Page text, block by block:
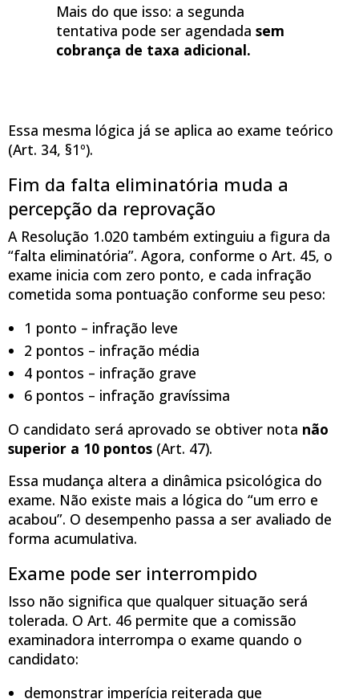
Mais do que isso: a segunda
tentativa pode ser agendada sem
cobrança de taxa adicional.
Essa mesma lógica já se aplica ao exame teórico
(Art. 34, §1º).
Fim da falta eliminatória muda a
percepção da reprovação
A Resolução 1.020 também extinguiu a figura da
“falta eliminatória”. Agora, conforme o Art. 45, o
exame inicia com zero ponto, e cada infração
cometida soma pontuação conforme seu peso:
1 ponto – infração leve
2 pontos – infração média
4 pontos – infração grave
6 pontos – infração gravíssima
O candidato será aprovado se obtiver nota não
superior a 10 pontos (Art. 47).
Essa mudança altera a dinâmica psicológica do
exame. Não existe mais a lógica do “um erro e
acabou”. O desempenho passa a ser avaliado de
forma acumulativa.
Exame pode ser interrompido
Isso não significa que qualquer situação será
tolerada. O Art. 46 permite que a comissão
examinadora interrompa o exame quando o
candidato:
demonstrar imperícia reiterada que